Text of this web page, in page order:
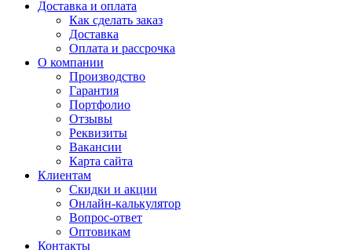
Доставка и оплата
Как сделать заказ
Доставка
Оплата и рассрочка
О компании
Производство
Гарантия
Портфолио
Отзывы
Реквизиты
Вакансии
Карта сайта
Клиентам
Скидки и акции
Онлайн-калькулятор
Вопрос-ответ
Оптовикам
Контакты